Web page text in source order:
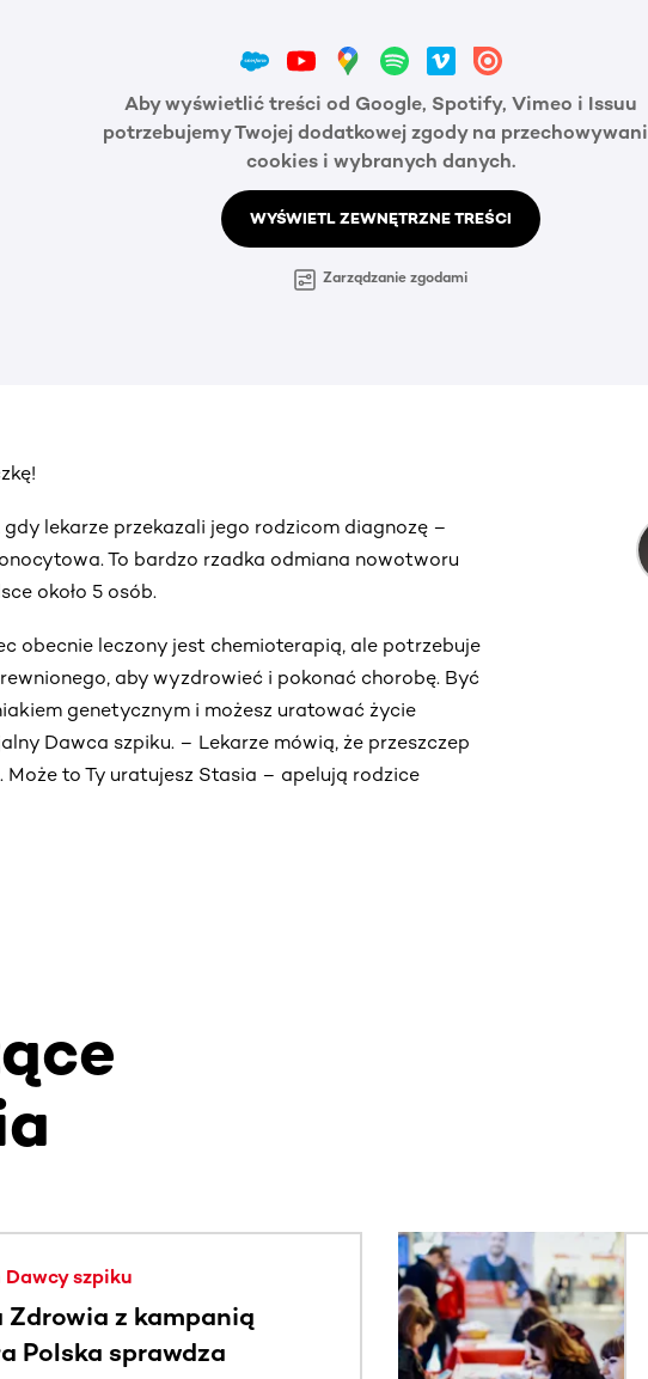
Aby wyświetlić treści od Google, Spotify, Vimeo i Issuu
potrzebujemy Twojej dodatkowej zgody na
cookies i wybranych danych.
WYŚWIETL ZEWNĘTRZNE TREŚCI
Zarządzanie zgodami
gdy lekarze przekazali jego rodzicom diagnozę –
To bardzo rzadka odmiana nowotworu
około 5 osób.
obecnie leczony jest chemioterapią, ale potrzebuje
aby wyzdrowieć i pokonać chorobę. Być
genetycznym i możesz uratować życie
Dawca szpiku. – Lekarze mówią, że przeszczep
to Ty uratujesz Stasia – apelują rodzice
poziomie. Użyj klawisza Tab lub przesuń palcem, aby zobaczyć
Dawcy szpiku
Zdrowia z kampanią
Polska sprawdza